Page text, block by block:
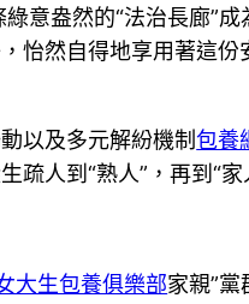
意盎然的“法治長廊”
怡然自得地享用著這
以及多元解紛機制包養
人到“熟人”，再到“家
大生包養俱樂部家親”